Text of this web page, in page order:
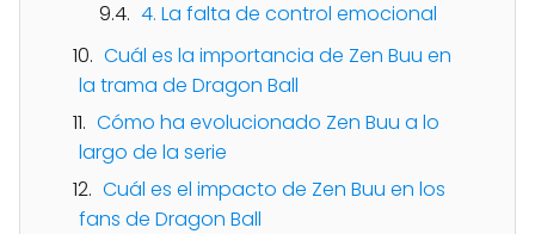
4. La falta de control emocional
Cuál es la importancia de Zen Buu en
la trama de Dragon Ball
Cómo ha evolucionado Zen Buu a lo
largo de la serie
Cuál es el impacto de Zen Buu en los
fans de Dragon Ball